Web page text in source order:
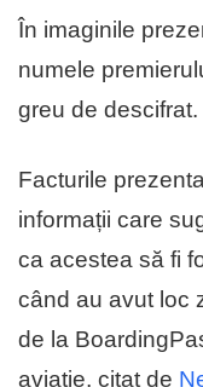
În imaginile
numele
greu de descifrat.
Facturile
informații care
ca acestea să fi
când au avut loc
de la
aviație, citat de